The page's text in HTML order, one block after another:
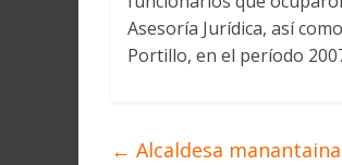
Asesoría Jurídica, así
Portillo, en el período
← Alcaldesa